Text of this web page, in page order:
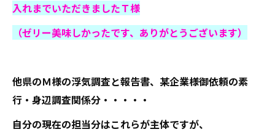
入れまでいただきましたＴ様
（ゼリー美味しかったです、ありがとうございます）
他県のＭ様の浮気調査と報告書、某企業様御依頼の素
行・身辺調査関係分・・・・・
自分の現在の担当分はこれらが主体ですが、